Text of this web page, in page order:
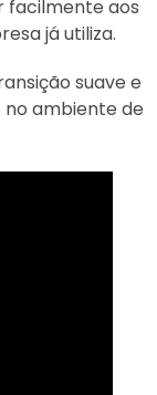
facilmente aos
já utiliza.
suave e
ambiente de